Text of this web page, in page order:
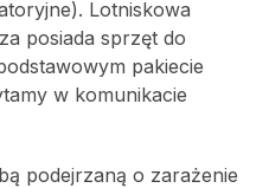
Lotniskowa
posiada sprzęt do
pakiecie
w komunikacie
podejrzaną o zarażenie